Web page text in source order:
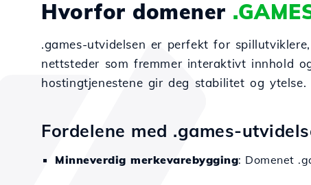
Hvorfor domener
.games-utvidelsen er perfekt for
nettsteder som fremmer interaktivt innhold
hostingtjenestene gir deg stabilitet og ytelse.
Fordelene med .games-
Minneverdig merkevarebygging: Domenet